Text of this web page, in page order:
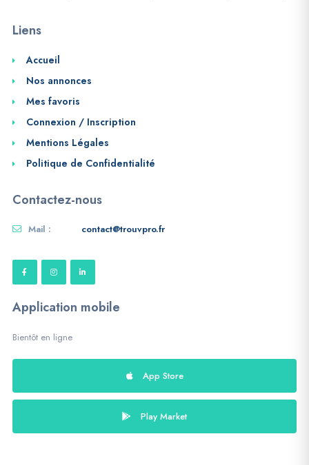
Liens
Accueil
Nos annonces
Mes favoris
Connexion / Inscription
Mentions Légales
Politique de Confidentialité
Contactez-nous
Mail : contact@trouvpro.fr
Application mobile
Bientôt en ligne
App Store
Play Market